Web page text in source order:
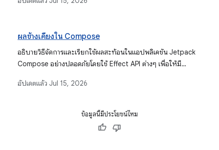
จัดการตำแหน่งการเลื่อน และการผสานรวมไลบรารีการแบ่งหน้า
ผลข้างเคียงใน Compose
อธิบายวิธีจัดการและเรียกใช้ผลสะท้อนในแอปพลิเคชัน Jetpack
Compose อย่างปลอดภัยโดยใช้ Effect API ต่างๆ เพื่อให้มี
เหมาะสม
อัปเดตแล้ว Jul 15, 2026
ข้อมูลนี้มีประโยชน์ไหม